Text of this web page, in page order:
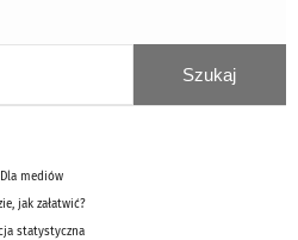
Dla mediów
jak załatwić?
statystyczna